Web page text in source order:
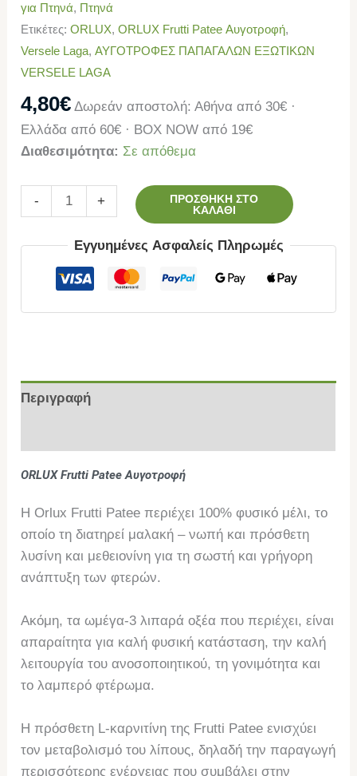
για Πτηνά, Πτηνά
Ετικέτες:ORLUX,ORLUX Frutti Patee Αυγοτροφή,
Versele Laga,ΑΥΓΟΤΡΟΦΕΣ ΠΑΠΑΓΑΛΩΝ ΕΞΩΤΙΚΩΝ
VERSELE LAGA
4,80€ Δωρεάν αποστολή: Αθήνα από 30€ ·
Ελλάδα από 60€ · BOX NOW από 19€
Διαθεσιμότητα: Σε απόθεμα
- +
ΠΡΟΣΘΉΚΗ ΣΤΟ
ΚΑΛΆΘΙ
Εγγυημένες Ασφαλείς Πληρωμές
Περιγραφή
ORLUX Frutti Patee Αυγοτροφή
Η Orlux Frutti Patee περιέχει 100% φυσικό μέλι, το
οποίο τη διατηρεί μαλακή – νωπή και πρόσθετη
λυσίνη και μεθειονίνη για τη σωστή και γρήγορη
ανάπτυξη των φτερών.
Ακόμη, τα ωμέγα-3 λιπαρά οξέα που περιέχει, είναι
απαραίτητα για καλή φυσική κατάσταση, την καλή
λειτουργία του ανοσοποιητικού, τη γονιμότητα και
το λαμπερό φτέρωμα.
Η πρόσθετη L-καρνιτίνη της Frutti Patee ενισχύει
τον μεταβολισμό του λίπους, δηλαδή την παραγωγή
περισσότερης ενέργειας που συμβάλει στην